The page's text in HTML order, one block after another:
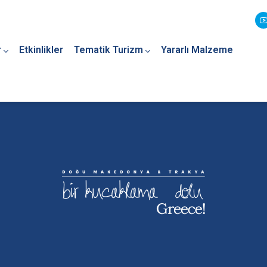
Etkinlikler Tematik Turizm Yararlı Malzeme